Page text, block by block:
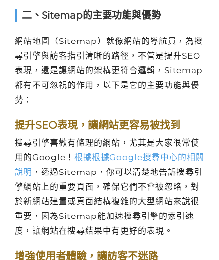
二、Sitemap的主要功能與優勢
網站地圖（Sitemap）就像網站的導航員，為搜
尋引擎與訪客指引清晰的路徑，不管是提升SEO
表現，還是讓網站的架構更符合邏輯，Sitemap
都有不可忽視的作用，以下是它的主要功能與優
勢：
提升SEO表現，讓網站更容易被找到
搜尋引擎喜歡有條理的網站，尤其是大家很常使
用的Google！ 根據根據Google搜尋中心的相關
說明 ，透過Sitemap，你可以清楚地告訴搜尋引
擎網站上的重要頁面，確保它們不會被忽略，對
於新網站建置或頁面結構複雜的大型網站來說很
重要，因為Sitemap能加速搜尋引擎的索引速
度，讓網站在搜尋結果中有更好的表現。
增強使用者體驗，讓訪客不迷路